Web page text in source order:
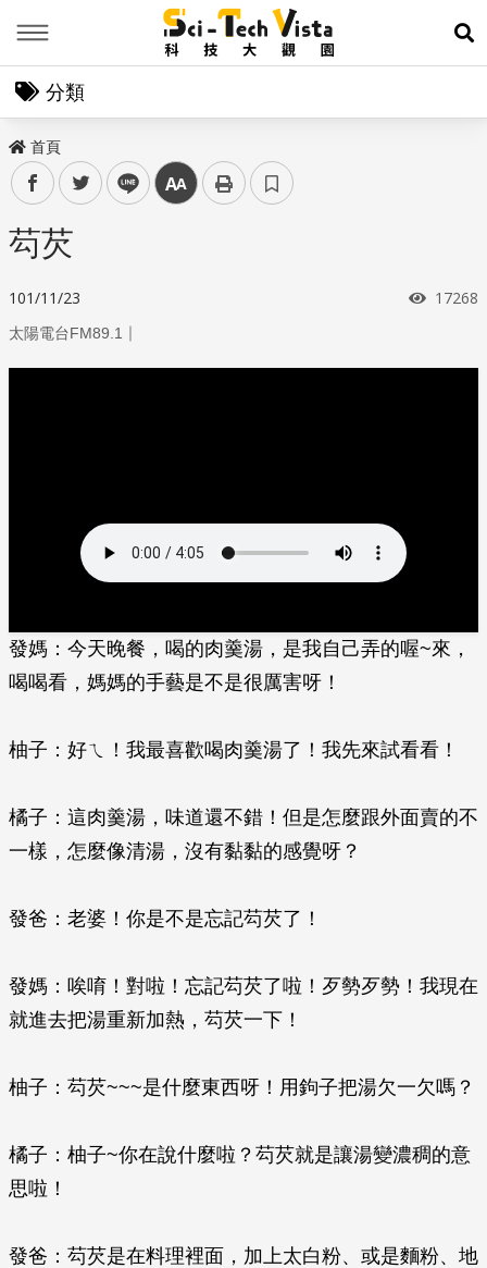
展
分類
首頁
facebooktwitter line 中
芶芡
101/11/23 瀏覽次
17268
太陽電台FM89.1 ｜
發媽：今天晚餐，喝的肉羹湯，是我自己弄的喔~來，
喝喝看，媽媽的手藝是不是很厲害呀！
柚子：好ㄟ！我最喜歡喝肉羹湯了！我先來試看看！
橘子：這肉羹湯，味道還不錯！但是怎麼跟外面賣的不
一樣，怎麼像清湯，沒有黏黏的感覺呀？
發爸：老婆！你是不是忘記芶芡了！
發媽：唉唷！對啦！忘記芶芡了啦！歹勢歹勢！我現在
就進去把湯重新加熱，芶芡一下！
柚子：芶芡~~~是什麼東西呀！用鉤子把湯欠一欠嗎？
橘子：柚子~你在說什麼啦？芶芡就是讓湯變濃稠的意
思啦！
發爸：芶芡是在料理裡面，加上太白粉、或是麵粉、地